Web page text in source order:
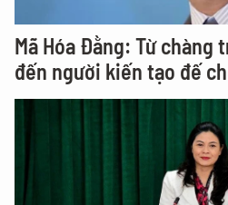
Mã Hóa Đằng: Từ chàng
đến người kiến tạo đế